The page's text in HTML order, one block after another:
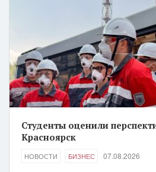
Студенты оценили
Красноярск
НОВОСТИ БИЗНЕС 07.08.2026